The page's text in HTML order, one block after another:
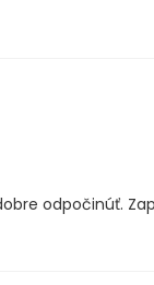
odpočinúť.